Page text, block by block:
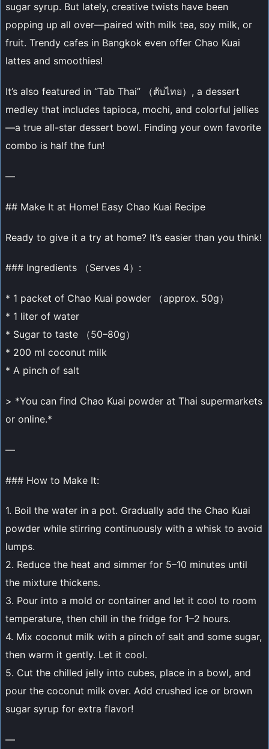
sugar syrup. But lately, creative twists have been
popping up all over—paired with milk tea, soy milk, or
fruit. Trendy cafes in Bangkok even offer Chao Kuai
lattes and smoothies!
It’s also featured in “Tab Thai” （ตับไทย）, a dessert
medley that includes tapioca, mochi, and colorful jellies
—a true all-star dessert bowl. Finding your own favorite
combo is half the fun!
—
## Make It at Home! Easy Chao Kuai Recipe
Ready to give it a try at home? It’s easier than you think!
### Ingredients （Serves 4）:
* 1 packet of Chao Kuai powder （approx. 50g）
* 1 liter of water
* Sugar to taste （50–80g）
* 200 ml coconut milk
* A pinch of salt
> *You can find Chao Kuai powder at Thai supermarkets
or online.*
—
### How to Make It:
1. Boil the water in a pot. Gradually add the Chao Kuai
powder while stirring continuously with a whisk to avoid
lumps.
2. Reduce the heat and simmer for 5–10 minutes until
the mixture thickens.
3. Pour into a mold or container and let it cool to room
temperature, then chill in the fridge for 1–2 hours.
4. Mix coconut milk with a pinch of salt and some sugar,
then warm it gently. Let it cool.
5. Cut the chilled jelly into cubes, place in a bowl, and
pour the coconut milk over. Add crushed ice or brown
sugar syrup for extra flavor!
—